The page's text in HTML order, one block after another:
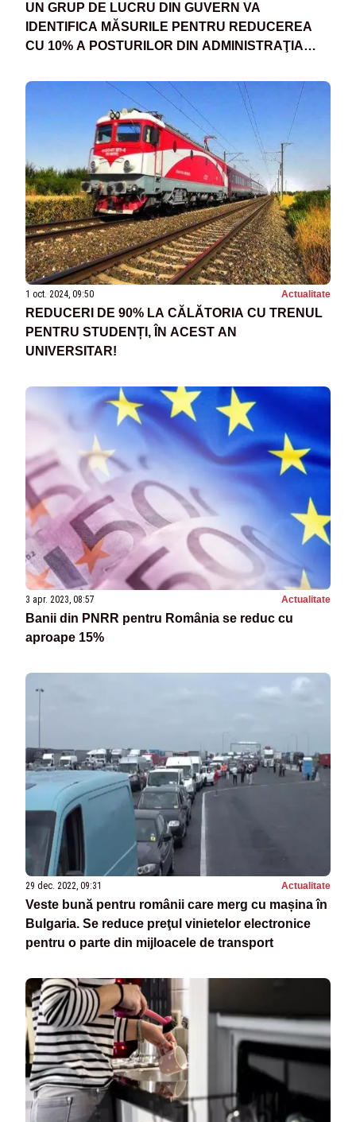
UN GRUP DE LUCRU DIN GUVERN VA
IDENTIFICA MĂSURILE PENTRU REDUCEREA
CU 10% A POSTURILOR DIN ADMINISTRAŢIA
1 oct. 2024, 09:50 Actualitate
REDUCERI DE 90% LA CĂLĂTORIA CU TRENUL
PENTRU STUDENȚI, ÎN ACEST AN
UNIVERSITAR!
3 apr. 2023, 08:57 Actualitate
Banii din PNRR pentru România se reduc cu
aproape 15%
29 dec. 2022, 09:31 Actualitate
Veste bună pentru românii care merg cu mașina în
Bulgaria. Se reduce preţul vinietelor electronice
pentru o parte din mijloacele de transport